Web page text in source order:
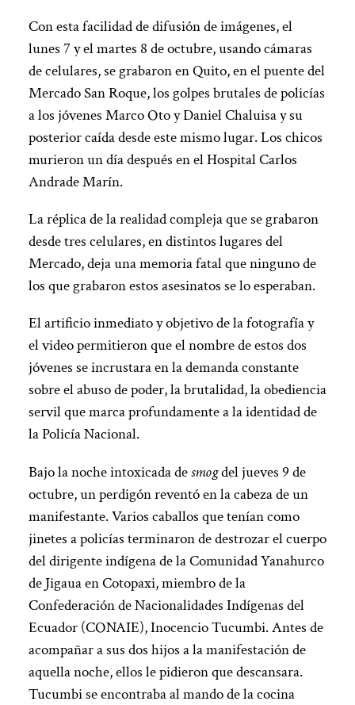
Con esta facilidad de difusión de imágenes, el
lunes 7 y el martes 8 de octubre, usando cámaras
de celulares, se grabaron en Quito, en el puente del
Mercado San Roque, los golpes brutales de policías
a los jóvenes Marco Oto y Daniel Chaluisa y su
posterior caída desde este mismo lugar. Los chicos
murieron un día después en el Hospital Carlos
Andrade Marín.
La réplica de la realidad compleja que se grabaron
desde tres celulares, en distintos lugares del
Mercado, deja una memoria fatal que ninguno de
los que grabaron estos asesinatos se lo esperaban.
El artificio inmediato y objetivo de la fotografía y
el video permitieron que el nombre de estos dos
jóvenes se incrustara en la demanda constante
sobre el abuso de poder, la brutalidad, la obediencia
servil que marca profundamente a la identidad de
la Policía Nacional.
Bajo la noche intoxicada desmogdel jueves 9 de
octubre, un perdigón reventó en la cabeza de un
manifestante. Varios caballos que tenían como
jinetes a policías terminaron de destrozar el cuerpo
del dirigente indígena de la Comunidad Yanahurco
de Jigaua en Cotopaxi, miembro de la
Confederación de Nacionalidades Indígenas del
Ecuador (CONAIE), Inocencio Tucumbi. Antes de
acompañar a sus dos hijos a la manifestación de
aquella noche, ellos le pidieron que descansara.
Tucumbi se encontraba al mando de la cocina